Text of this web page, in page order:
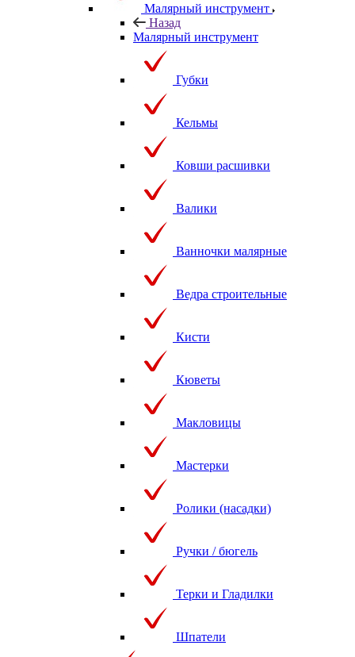
Малярный инструмент
Назад
Малярный инструмент
Губки
Кельмы
Ковши расшивки
Валики
Ванночки малярные
Ведра строительные
Кисти
Кюветы
Макловицы
Мастерки
Ролики (насадки)
Ручки / бюгель
Терки и Гладилки
Шпатели